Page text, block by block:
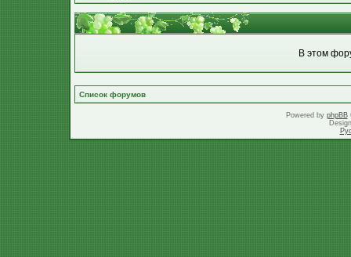
В этом
Список форумов
Powered by phpBB